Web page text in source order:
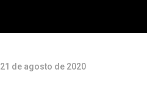
21 de agosto de 2020